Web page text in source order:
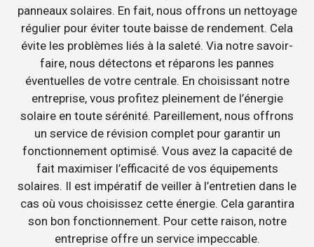
panneaux solaires. En fait, nous offrons un nettoyage
régulier pour éviter toute baisse de rendement. Cela
évite les problèmes liés à la saleté. Via notre savoir-
faire, nous détectons et réparons les pannes
éventuelles de votre centrale. En choisissant notre
entreprise, vous profitez pleinement de l’énergie
solaire en toute sérénité. Pareillement, nous offrons
un service de révision complet pour garantir un
fonctionnement optimisé. Vous avez la capacité de
fait maximiser l’efficacité de vos équipements
solaires. Il est impératif de veiller à l’entretien dans le
cas où vous choisissez cette énergie. Cela garantira
son bon fonctionnement. Pour cette raison, notre
entreprise offre un service impeccable.